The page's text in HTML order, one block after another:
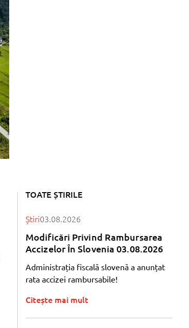
TOATE ȘTIRILE
Știri03.08.2026
Modificări Privind Rambursarea
Accizelor În Slovenia 03.08.2026
Administrația fiscală slovenă a anunțat
rata accizei rambursabile!
Citește mai mult